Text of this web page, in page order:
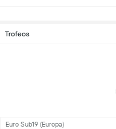
Trofeos
Euro Sub19 (Europa)